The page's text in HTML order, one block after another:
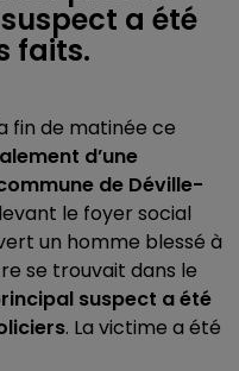
a été
faits.
fin de matinée ce
d’une
de Déville-
le foyer social
un homme blessé à
se trouvait dans le
suspect a été
. La victime a été